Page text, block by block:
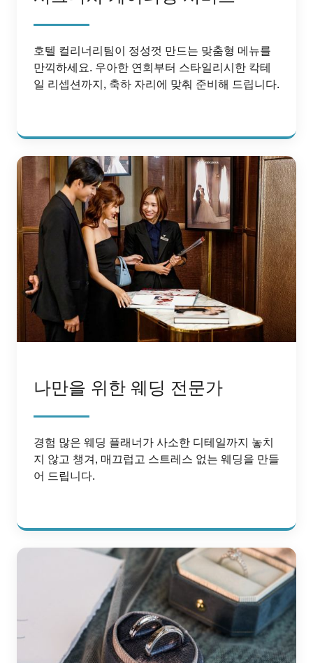
호텔 컬리너리팀이 정성껏 만드는 맞춤형 메뉴를
만끽하세요. 우아한 연회부터 스타일리시한 칵테
일 리셉션까지, 축하 자리에 맞춰 준비해 드립니다.
나만을 위한 웨딩 전문가
경험 많은 웨딩 플래너가 사소한 디테일까지 놓치
지 않고 챙겨, 매끄럽고 스트레스 없는 웨딩을 만들
어 드립니다.